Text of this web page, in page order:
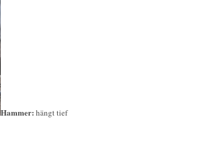
Hammer: hängt tief